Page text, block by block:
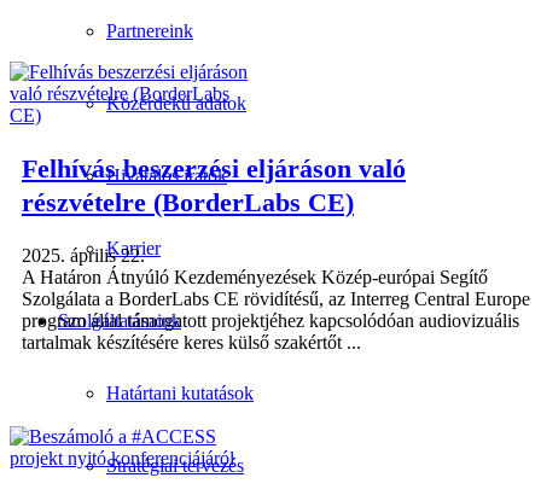
Partnereink
Közérdekű adatok
Hivatalos iratok
Karrier
Szolgáltatásaink
Határtani kutatások
Stratégiai tervezés
Felhívás beszerzési eljáráson való
részvételre (BorderLabs CE)
2025. április 22.
A Határon Átnyúló Kezdeményezések Közép-európai Segítő
Szolgálata a BorderLabs CE rövidítésű, az Interreg Central Europe
program által támogatott projektjéhez kapcsolódóan audiovizuális
tartalmak készítésére keres külső szakértőt ...